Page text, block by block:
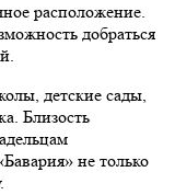
расположение.
добраться
детские сады,
Близость
не только